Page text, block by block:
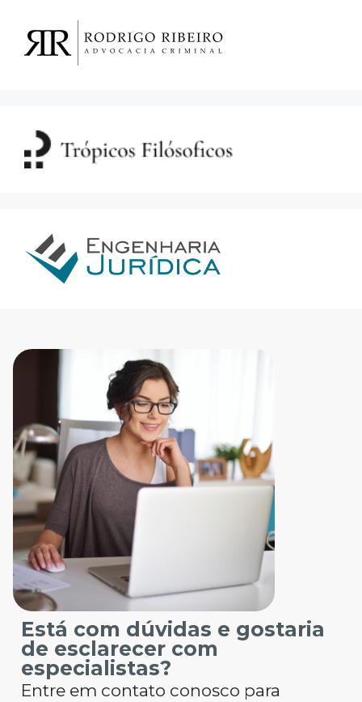
Está com dúvidas e gostaria
de esclarecer com
especialistas?
Entre em contato conosco para